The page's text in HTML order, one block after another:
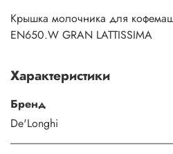
Крышка молочника для
EN650.W GRAN LATTISSIMA
Характеристики
Бренд
De'Longhi